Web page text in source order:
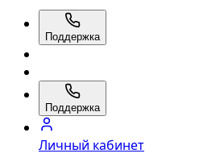
Поддержка
Поддержка
Личный кабинет